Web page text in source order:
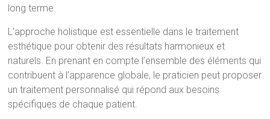
long terme.
L’approche holistique est essentielle dans le traitement
esthétique pour obtenir des résultats harmonieux et
naturels. En prenant en compte l’ensemble des éléments qui
contribuent à l’apparence globale, le praticien peut proposer
un traitement personnalisé qui répond aux besoins
spécifiques de chaque patient.